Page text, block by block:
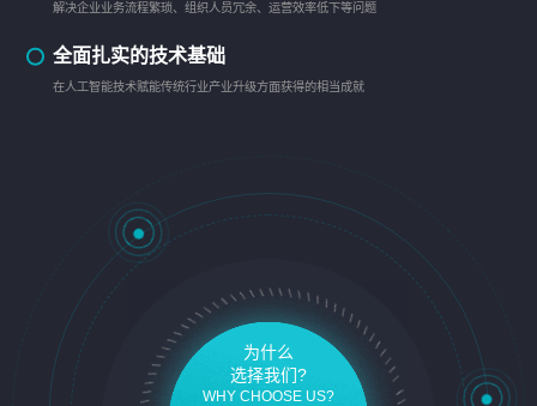
解决企业业务流程繁琐、组织人员冗余、运营效率低下等问题
全面扎实的技术基础
在人工智能技术赋能传统行业产业升级方面获得的相当成就
为什么
选择我们?
WHY CHOOSE US?